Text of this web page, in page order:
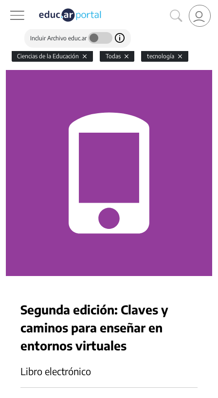
Incluir Archivo educ.ar
Ciencias de la Educación Todas tecnología
Segunda edición: Claves y
caminos para enseñar en
entornos virtuales
Libro electrónico